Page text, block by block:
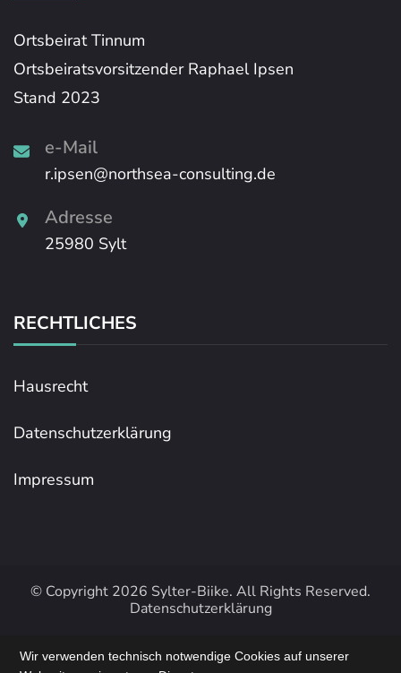
Ortsbeirat Tinnum
Ortsbeiratsvorsitzender Raphael Ipsen
Stand 2023
e-Mail
r.ipsen@northsea-consulting.de
Adresse
25980 Sylt
RECHTLICHES
Hausrecht
Datenschutzerklärung
Impressum
© Copyright 2026 Sylter-Biike. All Rights Reserved.
Datenschutzerklärung
Wir verwenden technisch notwendige Cookies auf unserer